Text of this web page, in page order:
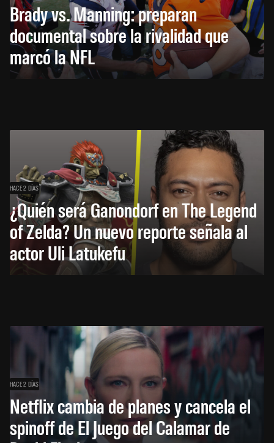
Brady vs. Manning: preparan
documental sobre la rivalidad que
marcó la NFL
HACE 2 DÍAS
¿Quién será Ganondorf en The Legend
of Zelda? Un nuevo reporte señala al
actor Uli Latukefu
HACE 2 DÍAS
Netflix cambia de planes y cancela el
spinoff de El Juego del Calamar de